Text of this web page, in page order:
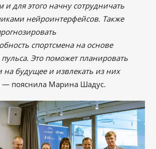
и для этого начну сотрудничать
нейроинтерфейсов. Также
спортсмена на основе
Это поможет планировать
на будущее и извлекать из них
— пояснила Марина Шадус.